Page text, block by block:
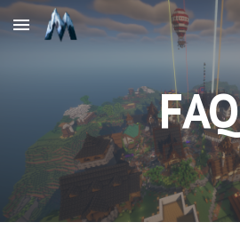
Skip to main content
FAQ